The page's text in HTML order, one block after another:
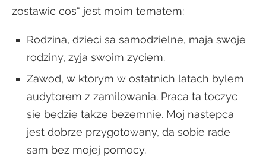
zostawic cos“ jest moim tematem:
Rodzina, dzieci sa samodzielne, maja swoje
rodziny, zyja swoim zyciem.
Zawod, w ktorym w ostatnich latach bylem
audytorem z zamilowania. Praca ta toczyc
sie bedzie takze bezemnie. Moj nastepca
jest dobrze przygotowany, da sobie rade
sam bez mojej pomocy.